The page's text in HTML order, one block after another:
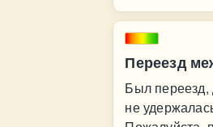
Переезд
Был переезд,
не